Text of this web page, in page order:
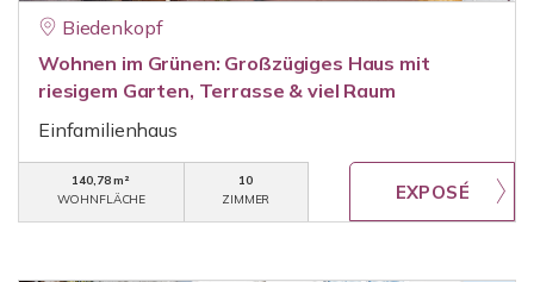
Biedenkopf
Wohnen im Grünen: Großzügiges Haus mit
riesigem Garten, Terrasse & viel Raum
Einfamilienhaus
140,78 m²
WOHNFLÄCHE
10
ZIMMER